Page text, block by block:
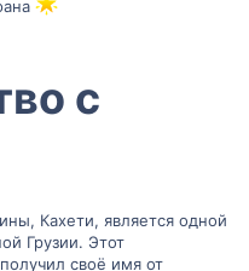
с
Кахети, является одной
Грузии. Этот
своё имя от